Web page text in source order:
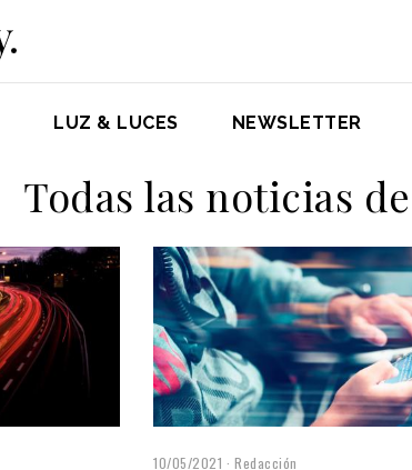
LUZ & LUCES NEWSLETTER
Todas las noticias
10/05/2021 Redacción